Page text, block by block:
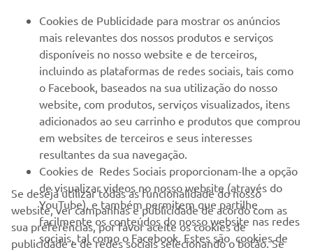
MAIS YAMAHA
SERVIÇO E SUPORTE
NEWSLETTER
Seja o primeiro a saber das últimas ofertas, eventos especiais,
novos lançamentos e muito mais
Cookies de Publicidade para mostrar os anúncios
mais relevantes dos nossos produtos e serviços
disponíveis no nosso website e de terceiros,
incluindo as plataformas de redes sociais, tais como
o Facebook, baseados na sua utilização do nosso
website, com produtos, serviços visualizados, itens
adicionados ao seu carrinho e produtos que comprou
em websites de terceiros e seus interesses
resultantes da sua navegação.
Cookies de Redes Sociais proporcionam-lhe a opção
de visualizar videos no nosso website (através do
YouTube), e também permitem que partilhe
facilmente os conteúdos do nosso website nas redes
sociais, tal como o Facebook. Estes são cookies de
Se deseja utilizar todas as funcionalidade do nosso
website, ver campanhas e publicidade de acordo com as
sua preferências, por favor aceite os cookies de
publicidade e de redes sociais selecionando o botão. Se